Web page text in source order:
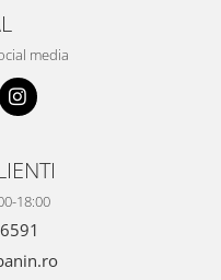
media
18:00